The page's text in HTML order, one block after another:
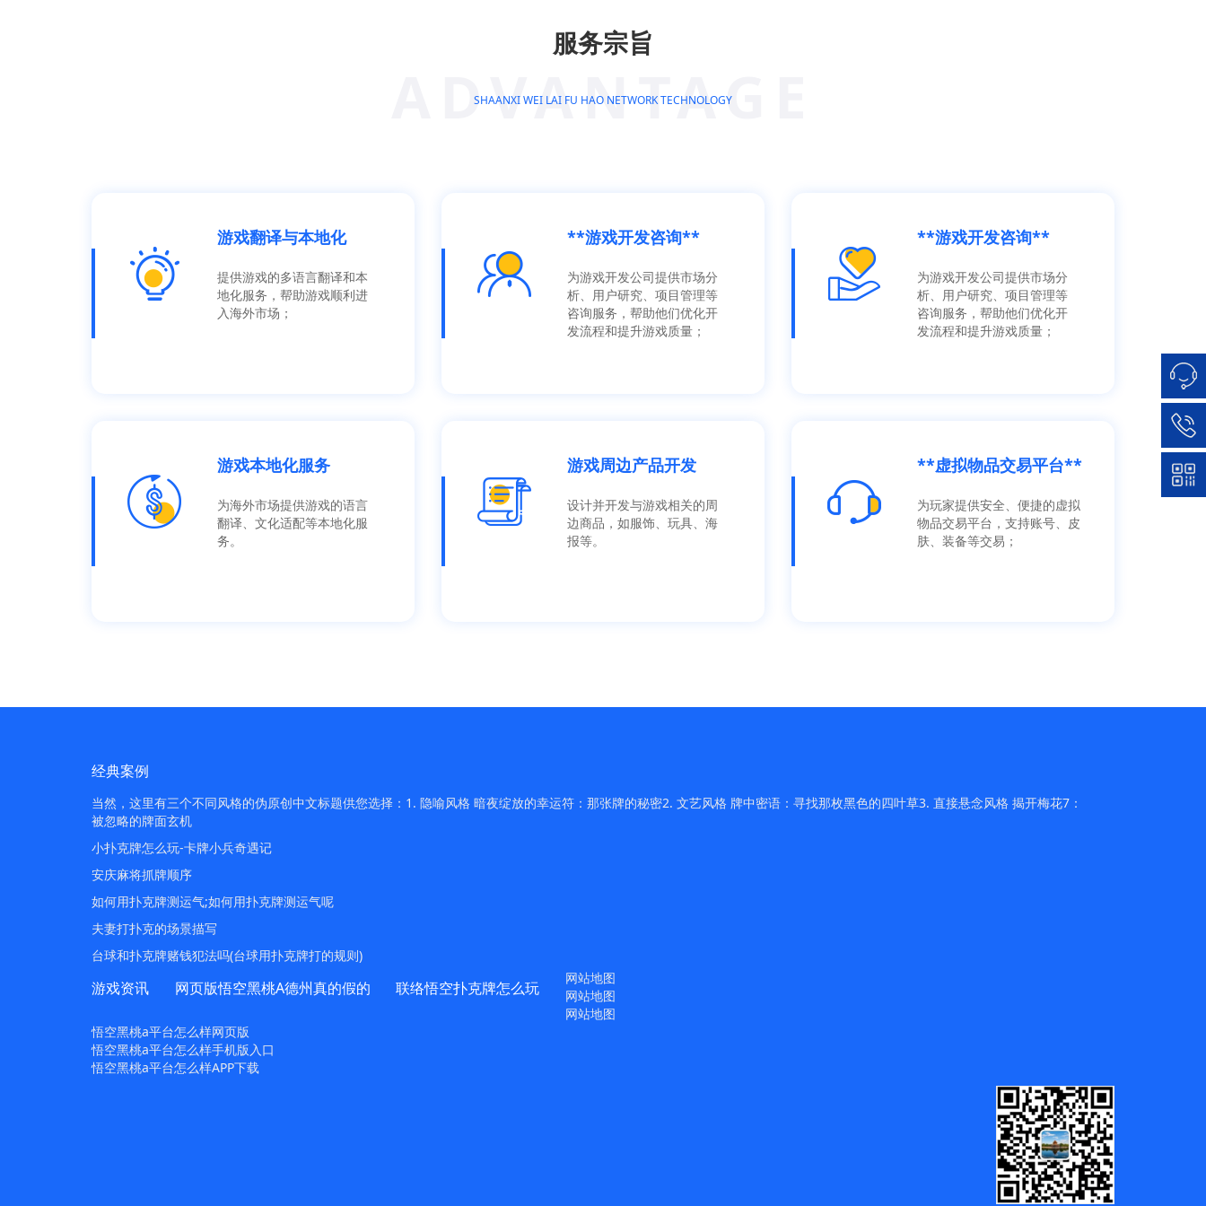
服务宗旨
ADVANTAGE
SHAANXI WEI LAI FU HAO NETWORK TECHNOLOGY
游戏翻译与本地化
提供游戏的多语言翻译和本
地化服务，帮助游戏顺利进
入海外市场；
**游戏开发咨询**
为游戏开发公司提供市场分
析、用户研究、项目管理等
咨询服务，帮助他们优化开
发流程和提升游戏质量；
**游戏开发咨询**
为游戏开发公司提供市场分
析、用户研究、项目管理等
咨询服务，帮助他们优化开
发流程和提升游戏质量；
游戏本地化服务
为海外市场提供游戏的语言
翻译、文化适配等本地化服
务。
游戏周边产品开发
设计并开发与游戏相关的周
边商品，如服饰、玩具、海
报等。
**虚拟物品交易平台**
为玩家提供安全、便捷的虚拟
物品交易平台，支持账号、皮
肤、装备等交易；
经典案例
当然，这里有三个不同风格的伪原创中文标题供您选择：1. 隐喻风格 暗夜绽放的幸运符：那张牌的秘密2. 文艺风格 牌中密语：寻找那枚黑色的四叶草3. 直接悬念风格 揭开梅花7：
被忽略的牌面玄机
小扑克牌怎么玩-卡牌小兵奇遇记
安庆麻将抓牌顺序
如何用扑克牌测运气;如何用扑克牌测运气呢
夫妻打扑克的场景描写
台球和扑克牌赌钱犯法吗(台球用扑克牌打的规则)
游戏资讯 网页版悟空黑桃A德州真的假的 联络悟空扑克牌怎么玩
网站地图
网站地图
网站地图
悟空黑桃a平台怎么样网页版
悟空黑桃a平台怎么样手机版入口
悟空黑桃a平台怎么样APP下载